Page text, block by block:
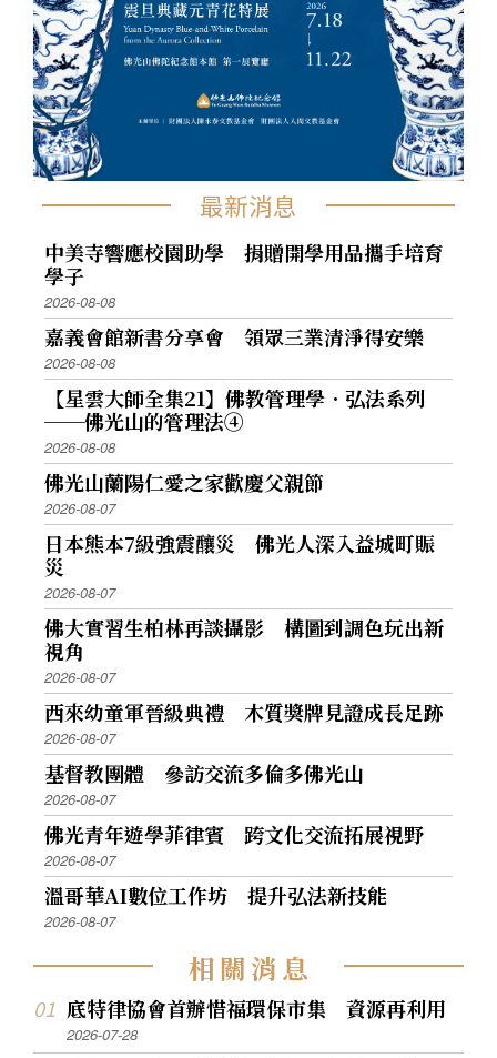
最新消息
中美寺響應校園助學 捐贈開學用品攜手培育
學子
2026-08-08
嘉義會館新書分享會 領眾三業清淨得安樂
2026-08-08
【星雲大師全集21】佛教管理學．弘法系列
──佛光山的管理法④
2026-08-08
佛光山蘭陽仁愛之家歡慶父親節
2026-08-07
日本熊本7級強震釀災 佛光人深入益城町賑
災
2026-08-07
佛大實習生柏林再談攝影 構圖到調色玩出新
視角
2026-08-07
西來幼童軍晉級典禮 木質獎牌見證成長足跡
2026-08-07
基督教團體 參訪交流多倫多佛光山
2026-08-07
佛光青年遊學菲律賓 跨文化交流拓展視野
2026-08-07
溫哥華AI數位工作坊 提升弘法新技能
2026-08-07
相關消息
底特律協會首辦惜福環保市集 資源再利用
2026-07-28